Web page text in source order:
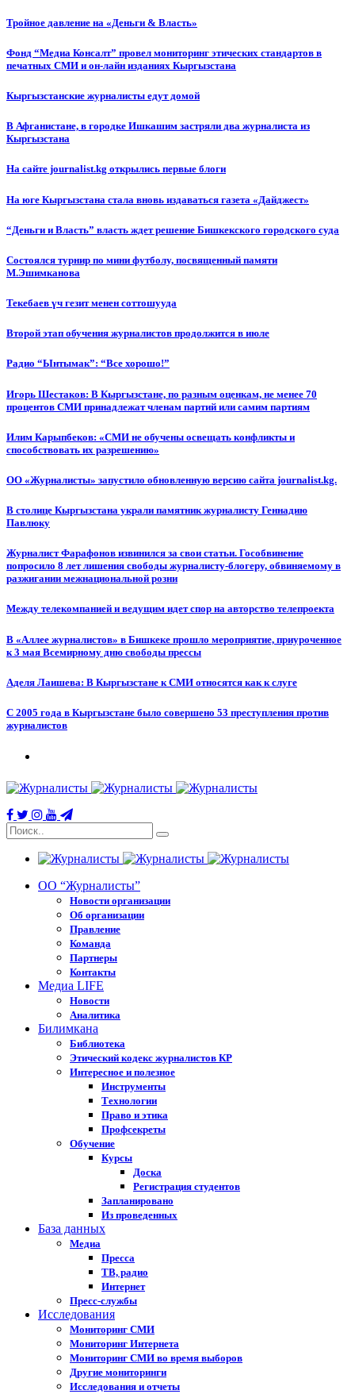
Тройное давление на «Деньги & Власть»
Фонд “Медиа Консалт” провел мониторинг этических стандартов в
печатных СМИ и он-лайн изданиях Кыргызстана
Кыргызстанские журналисты едут домой
В Афганистане, в городке Ишкашим застряли два журналиста из
Кыргызстана
На сайте journalist.kg открылись первые блоги
На юге Кыргызстана стала вновь издаваться газета «Дайджест»
“Деньги и Власть” власть ждет решение Бишкекского городского суда
Состоялся турнир по мини футболу, посвященный памяти
М.Эшимканова
Текебаев үч гезит менен соттошууда
Второй этап обучения журналистов продолжится в июле
Радио “Ынтымак”: “Все хорошо!”
Игорь Шестаков: В Кыргызстане, по разным оценкам, не менее 70
процентов СМИ принадлежат членам партий или самим партиям
Илим Карыпбеков: «СМИ не обучены освещать конфликты и
способствовать их разрешению»
ОО «Журналисты» запустило обновленную версию сайта journalist.kg.
В столице Кыргызстана украли памятник журналисту Геннадию
Павлюку
Журналист Фарафонов извинился за свои статьи. Гособвинение
попросило 8 лет лишения свободы журналисту-блогеру, обвиняемому в
разжигании межнациональной розни
Между телекомпанией и ведущим идет спор на авторство телепроекта
В «Аллее журналистов» в Бишкеке прошло мероприятие, приуроченное
к 3 мая Всемирному дню свободы прессы
Аделя Лаишева: В Кыргызстане к СМИ относятся как к слуге
С 2005 года в Кыргызстане было совершено 53 преступления против
журналистов
ОО “Журналисты”
Новости организации
Об организации
Правление
Команда
Партнеры
Контакты
Медиа LIFE
Новости
Аналитика
Билимкана
Библиотека
Этический кодекс журналистов КР
Интересное и полезное
Инструменты
Технологии
Право и этика
Профсекреты
Обучение
Курсы
Доска
Регистрация студентов
Запланировано
Из проведенных
База данных
Медиа
Пресса
ТВ, радио
Интернет
Пресс-службы
Исследования
Мониторинг СМИ
Мониторинг Интернета
Мониторинг СМИ во время выборов
Другие мониторинги
Исследования и отчеты